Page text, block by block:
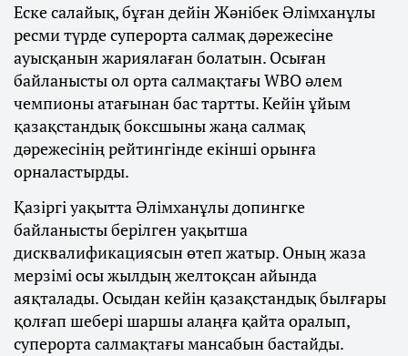
Еске салайық, бұған дейін Жәнібек Әлімханұлы
ресми түрде суперорта салмақ дәрежесіне
ауысқанын жариялаған болатын. Осыған
байланысты ол орта салмақтағы WBO әлем
чемпионы атағынан бас тартты. Кейін ұйым
қазақстандық боксшыны жаңа салмақ
дәрежесінің рейтингінде екінші орынға
орналастырды.
Қазіргі уақытта Әлімханұлы допингке
байланысты берілген уақытша
дисквалификациясын өтеп жатыр. Оның жаза
мерзімі осы жылдың желтоқсан айында
аяқталады. Осыдан кейін қазақстандық былғары
қолғап шебері шаршы алаңға қайта оралып,
суперорта салмақтағы мансабын бастайды.